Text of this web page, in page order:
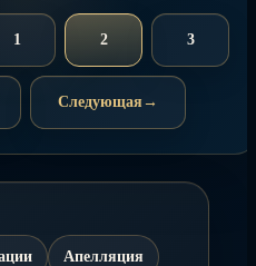
Страница
1 Страница
2 3
Следующая →
Апелляция